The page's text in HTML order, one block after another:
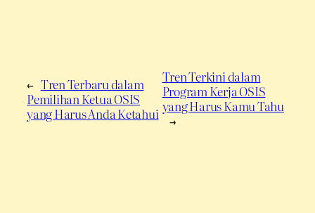
← Tren Terbaru dalam
Pemilihan Ketua OSIS
yang Harus Anda Ketahui
Tren Terkini dalam
Program Kerja OSIS
yang Harus Kamu Tahu
→